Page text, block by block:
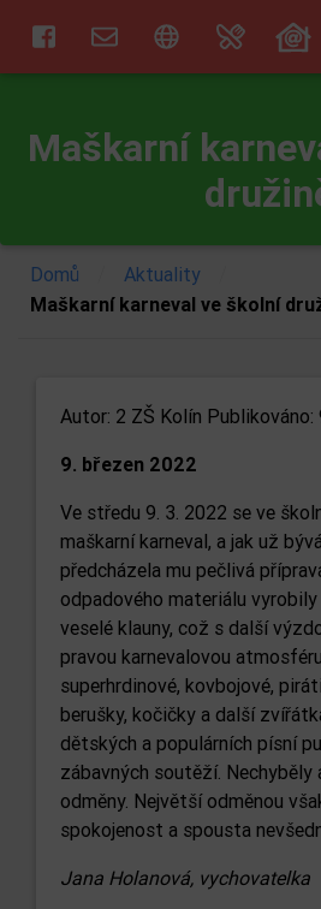
Maškarní
Domů Aktuality
Maškarní karneval ve školní
Autor: 2 ZŠ Kolín Publikováno:
9. březen 2022
Ve středu 9. 3. 2022 se ve
maškarní karneval, a jak už
předcházela mu pečlivá
odpadového materiálu vyrobily
veselé klauny, což s další
pravou karnevalovou
superhrdinové, kovbojové,
berušky, kočičky a další
dětských a populárních písní
zábavných soutěží. Nechyběly
odměny. Největší odměnou
spokojenost a spousta
Jana Holanová, vychovatelka